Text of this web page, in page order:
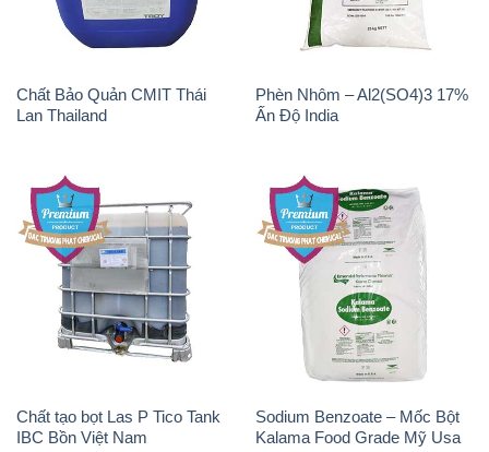
Chất Bảo Quản CMIT Thái
Lan Thailand
Phèn Nhôm – Al2(SO4)3 17%
Ấn Độ India
Chất tạo bọt Las P Tico Tank
IBC Bồn Việt Nam
Sodium Benzoate – Mốc Bột
Kalama Food Grade Mỹ Usa